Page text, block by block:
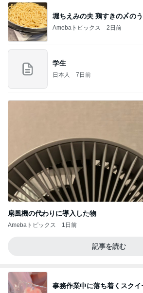
堀ちえみの夫 鶏すきの〆の
Amebaトピックス 2日前
学生
日本人 7日前
扇風機の代わりに導入した物
Amebaトピックス 1日前
記事を読む
事務作業中に落ち着くスクイ